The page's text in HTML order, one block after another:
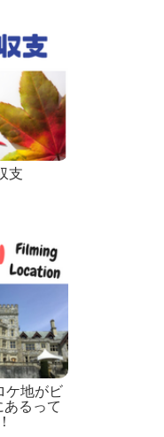
支
ケ地がビ
あるって